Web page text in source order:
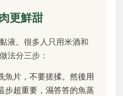
更鮮甜
液。很多人只用米酒和
法分三步：
魚片，不要搓揉。然後用
步超重要，濕答答的魚蒸